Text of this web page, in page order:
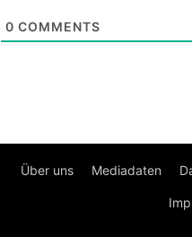
0 COMMENTS
Über uns Mediadaten